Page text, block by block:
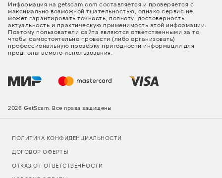
Информация на getscam.com составляется и проверяется с
максимально возможной тщательностью, однако сервис не
может гарантировать точность, полноту, достоверность,
актуальность и практическую применимость этой информации.
Поэтому пользователи сайта являются ответственными за то,
чтобы самостоятельно провести (либо организовать)
профессиональную проверку пригодности информации для
предполагаемого использования.
2026 GetScam. Все права защищены
ПОЛИТИКА КОНФИДЕНЦИАЛЬНОСТИ
ДОГОВОР ОФЕРТЫ
ОТКАЗ ОТ ОТВЕТСТВЕННОСТИ